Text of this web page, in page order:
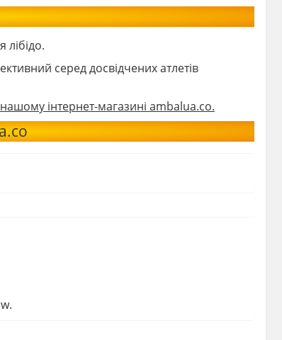
серед досвідчених атлетів
інтернет-магазині ambalua.co.